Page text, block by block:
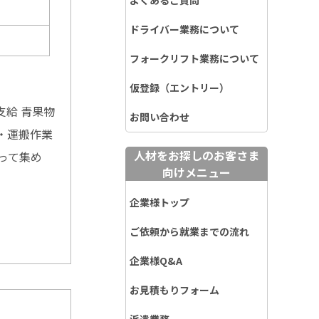
給 青果物
運搬作業
て集め
ドライバー業務について
フォークリフト業務について
仮登録（エントリー）
お問い合わせ
人材をお探しのお客さま
向けメニュー
企業様トップ
ご依頼から就業までの流れ
企業様Q&A
お見積もりフォーム